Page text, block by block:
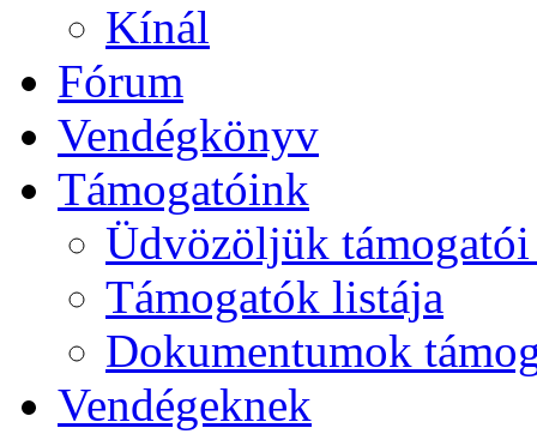
Kínál
Fórum
Vendégkönyv
Támogatóink
Üdvözöljük
Támogatók listája
Dokumentumok
Vendégeknek